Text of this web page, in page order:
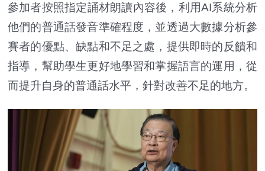
參加者按照指定誦材朗讀內容後，利用AI系統分析
他們的普通話發音準確程度，並透過大數據分析參
賽者的優點、缺點和不足之處，提供即時的反饋和
指導，幫助學生更好地學習和掌握語言的運用，從
而提升自身的普通話水平，針對改善不足的地方。